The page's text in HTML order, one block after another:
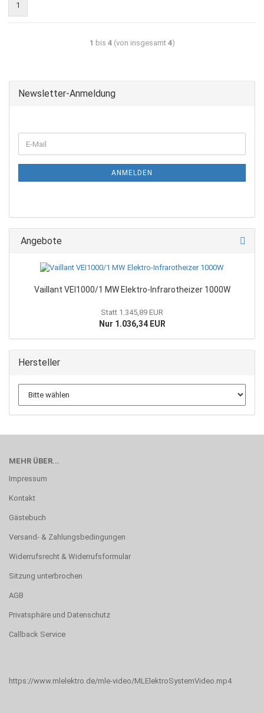
1
1 bis 4(von insgesamt 4)
Newsletter-Anmeldung
ANMELDEN
Angebote
Vaillant VEI1000/1 MW Elektro-Infrarotheizer 1000W
Statt 1.345,89 EUR
Nur 1.036,34 EUR
Hersteller
MEHR ÜBER...
Impressum
Kontakt
Gästebuch
Versand- & Zahlungsbedingungen
Widerrufsrecht & Widerrufsformular
Sitzung unterbrochen
AGB
Privatsphäre und Datenschutz
Callback Service
https://www.mlelektro.de/mle-video/MLElektroSystemVideo.mp4